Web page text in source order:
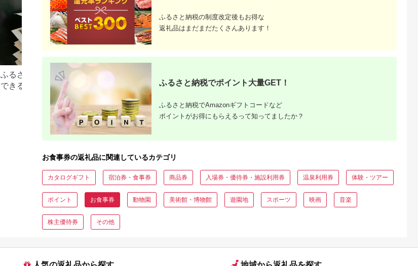
ふるさと納税で15万円寄付
できる年収は？家電などお
100万円の寄付でもらえるお
すすめ返礼品！
ふるさと納税の制度改定後もお得な
返礼品はまだまだたくさんあります！
ふるさと納税でポイント大量GET！
ふるさと納税でAmazonギフトコードなど
ポイントがお得にもらえるって知ってましたか？
お食事券の返礼品に関連しているカテゴリ
カタログギフト 宿泊券・食事券 商品券 入場券・優待券・施設利用券 温泉利用券 体験・ツアー
ポイント お食事券 動物園 美術館・博物館 遊園地 スポーツ 映画 音楽
株主優待券 その他